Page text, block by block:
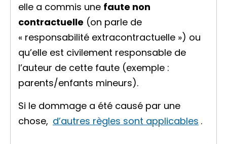
elle a commis une faute non
contractuelle (on parle de
« responsabilité extracontractuelle ») ou
qu’elle est civilement responsable de
l’auteur de cette faute (exemple :
parents/enfants mineurs).
Si le dommage a été causé par une
chose, d’autres règles sont applicables .